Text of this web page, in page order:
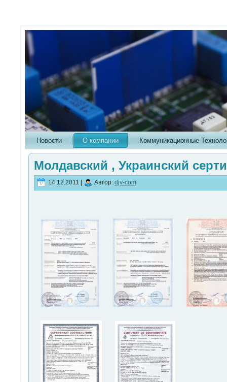
Новости О компании Коммуникационные
Молдавский , Украинский
14.12.2011 | Автор: djv-com